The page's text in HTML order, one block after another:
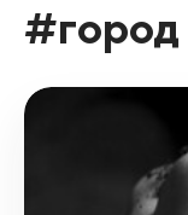
#город